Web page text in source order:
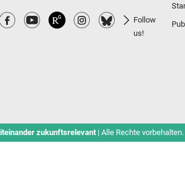
Follow
us!
zukunftsrelevant | Alle Rechte